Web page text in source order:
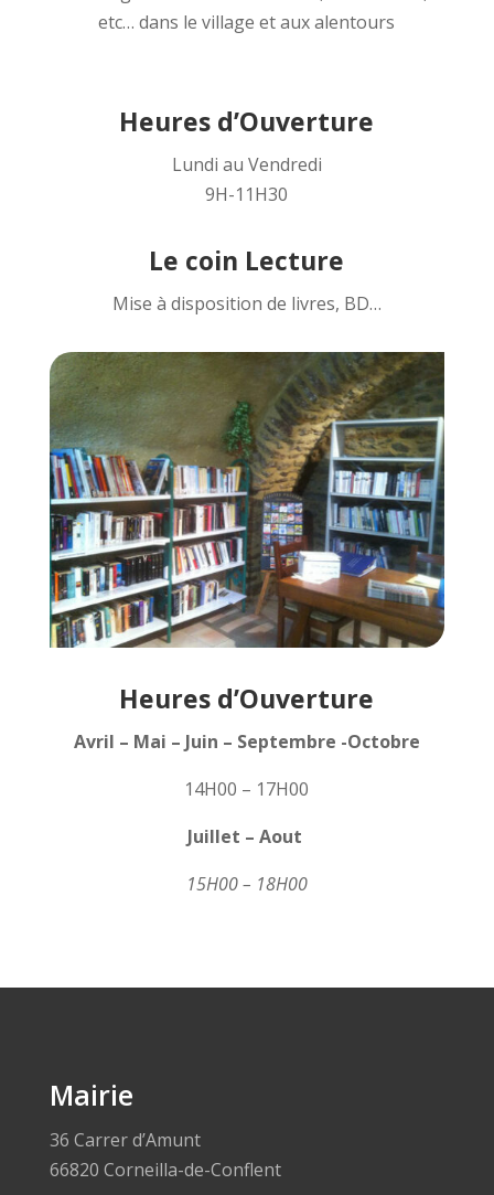
etc… dans le village et aux alentours
Heures d’Ouverture
Lundi au Vendredi
9H-11H30
Le coin Lecture
Mise à disposition de livres, BD…
Heures d’Ouverture
Avril – Mai – Juin – Septembre -Octobre
14H00 – 17H00
Juillet – Aout
15H00 – 18H00
Mairie
36 Carrer d’Amunt
66820 Corneilla-de-Conflent